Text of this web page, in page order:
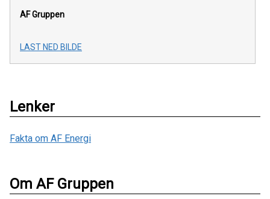
AF Gruppen
LAST NED BILDE
Lenker
Fakta om AF Energi
Om AF Gruppen